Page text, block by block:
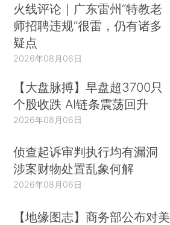
火线评论｜广东雷州“特教老
师招聘违规”很雷，仍有诸多
疑点
2026年08月06日
【大盘脉搏】早盘超3700只
个股收跌 AI链条震荡回升
2026年08月06日
侦查起诉审判执行均有漏洞
涉案财物处置乱象何解
2026年08月06日
【地缘图志】商务部公布对美